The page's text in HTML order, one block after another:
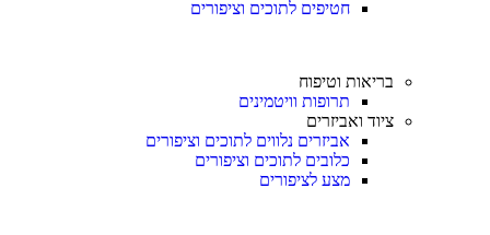
חטיפים לתוכים וציפורים
בריאות וטיפוח
תרופות וויטמינים
ציוד ואביזרים
אביזרים נלווים לתוכים וציפורים
כלובים לתוכים וציפורים
מצע לציפורים